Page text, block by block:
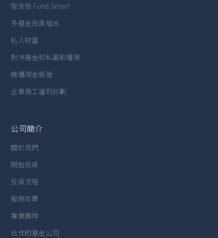
智安投 Fund Smart
多基金投資組合
私人財富
對沖基金和私募股權等
機構現金管理
企業員工福利計劃
公司簡介
關於我們
開始投資
投資流程
服務收費
專業團隊
合作的基金公司